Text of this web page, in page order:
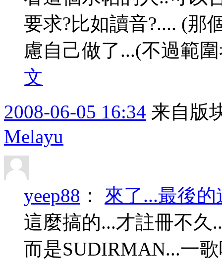
要求?比如讀音?.... (那
慮自己做了...(不過範
文
2008-06-05 16:34 来自版
Melayu
yeep88 ： 來了...最後的
這麼搞的...才註冊不久
而是SUDIRMAN...一